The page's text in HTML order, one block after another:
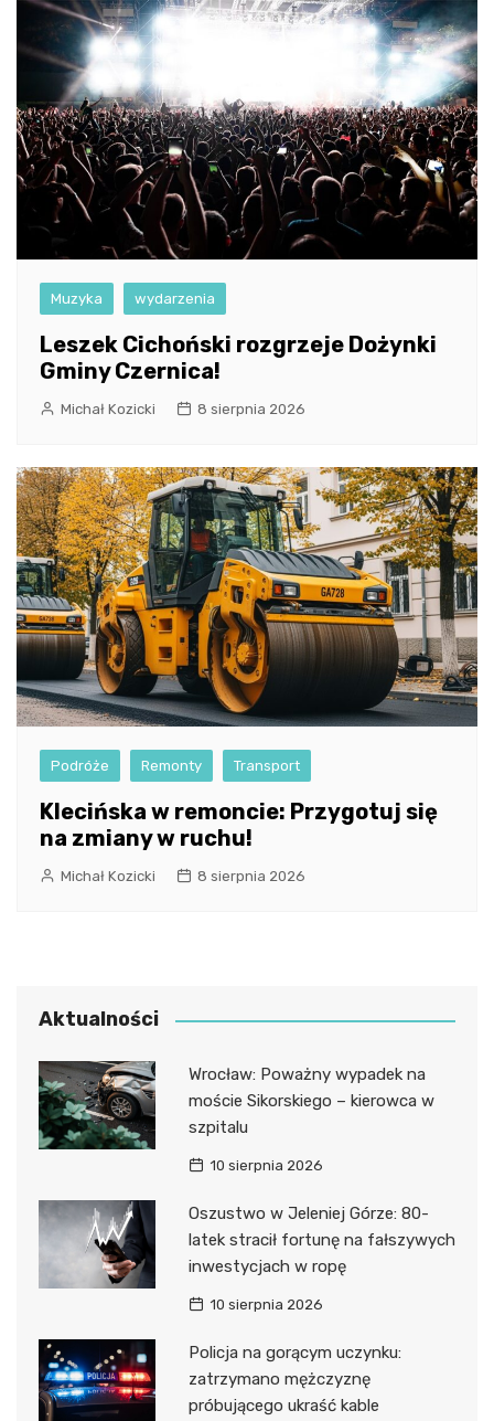
Muzyka wydarzenia
Leszek Cichoński rozgrzeje Dożynki
Gminy Czernica!
Michał Kozicki 8 sierpnia 2026
Podróże Remonty Transport
Klecińska w remoncie: Przygotuj się
na zmiany w ruchu!
Michał Kozicki 8 sierpnia 2026
Aktualności
Wrocław: Poważny wypadek na
moście Sikorskiego – kierowca w
szpitalu
10 sierpnia 2026
Oszustwo w Jeleniej Górze: 80-
latek stracił fortunę na fałszywych
inwestycjach w ropę
10 sierpnia 2026
Policja na gorącym uczynku:
zatrzymano mężczyznę
próbującego ukraść kable